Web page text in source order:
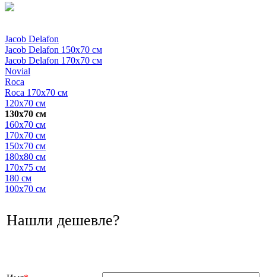
Jacob Delafon
Jacob Delafon 150х70 см
Jacob Delafon 170х70 см
Novial
Roca
Roca 170х70 см
120х70 см
130х70 см
160х70 см
170х70 см
150х70 см
180х80 см
170х75 см
180 см
100х70 см
Нашли дешевле?